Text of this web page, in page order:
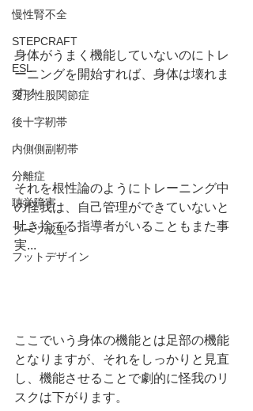
慢性腎不全
STEPCRAFT
ESL
変形性股関節症
後十字靭帯
内側側副靭帯
分離症
聴覚障害
ブーツ成型
フットデザイン
身体がうまく機能していないのにトレ
ーニングを開始すれば、身体は壊れま
す！
それを根性論のようにトレーニング中
の怪我は、自己管理ができていないと
吐き捨てる指導者がいることもまた事
実...
ここでいう身体の機能とは足部の機能
となりますが、それをしっかりと見直
し、機能させることで劇的に怪我のリ
スクは下がります。